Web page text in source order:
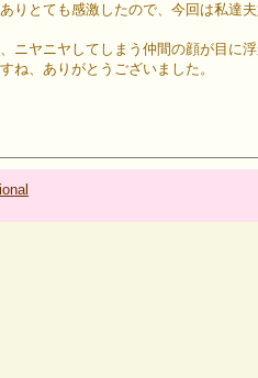
りとても感激したので、今回は私達
ニヤニヤしてしまう仲間の顔が目に浮
ね、ありがとうございました。